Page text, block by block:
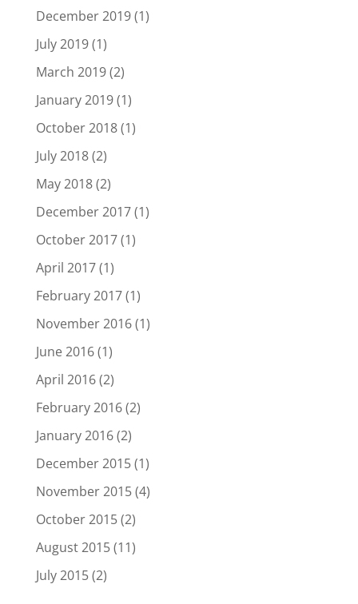
December 2019(1)
July 2019(1)
March 2019(2)
January 2019(1)
October 2018(1)
July 2018(2)
May 2018(2)
December 2017(1)
October 2017(1)
April 2017(1)
February 2017(1)
November 2016(1)
June 2016(1)
April 2016(2)
February 2016(2)
January 2016(2)
December 2015(1)
November 2015(4)
October 2015(2)
August 2015(11)
July 2015(2)